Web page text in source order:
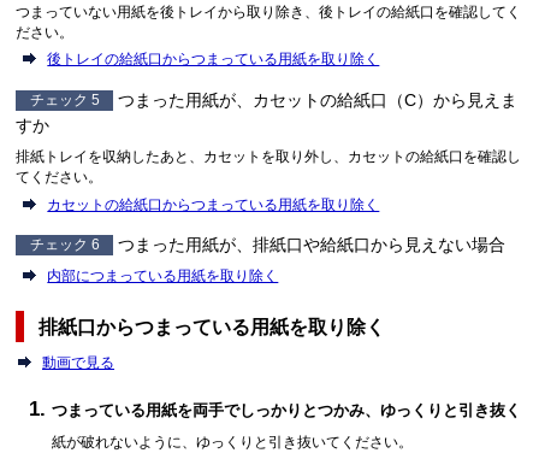
つまっていない用紙を後トレイから取り除き、後トレイの給紙口を確認してく
ださい。
後トレイの給紙口からつまっている用紙を取り除く
チェック 5
つまった用紙が、カセットの給紙口（C）から見えま
すか
排紙トレイを収納したあと、カセットを取り外し、カセットの給紙口を確認し
てください。
カセットの給紙口からつまっている用紙を取り除く
チェック 6 つまった用紙が、排紙口や給紙口から見えない場合
内部につまっている用紙を取り除く
排紙口からつまっている用紙を取り除く
動画で見る
つまっている用紙を両手でしっかりとつかみ、ゆっくりと引き抜く
紙が破れないように、ゆっくりと引き抜いてください。